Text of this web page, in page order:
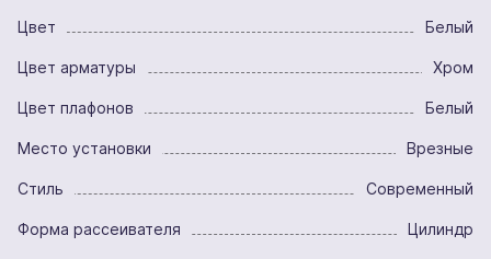
Цвет Белый
Цвет арматуры Хром
Цвет плафонов Белый
Место установки Врезные
Стиль Современный
Форма рассеивателя Цилиндр